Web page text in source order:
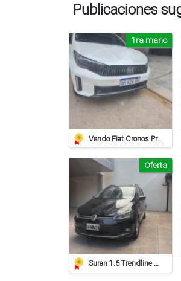
Publicaciones
Vendo Fiat Cronos Precision 2025 Cvt 16.000km
1ra mano
Suran 1.6 Trendline 2015 – Impecable
Oferta